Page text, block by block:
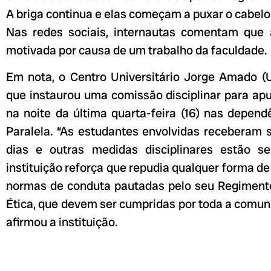
A briga continua e elas começam a puxar o
Nas redes sociais, internautas comentam
motivada por causa de um trabalho da faculdade.
Em nota, o Centro Universitário Jorge Amado
que instaurou uma comissão disciplinar para
na noite da última quarta-feira (16) nas
Paralela. “As estudantes envolvidas receberam
dias e outras medidas disciplinares estão
instituição reforça que repudia qualquer forma
normas de conduta pautadas pelo seu
Ética, que devem ser cumpridas por toda a
afirmou a instituição.